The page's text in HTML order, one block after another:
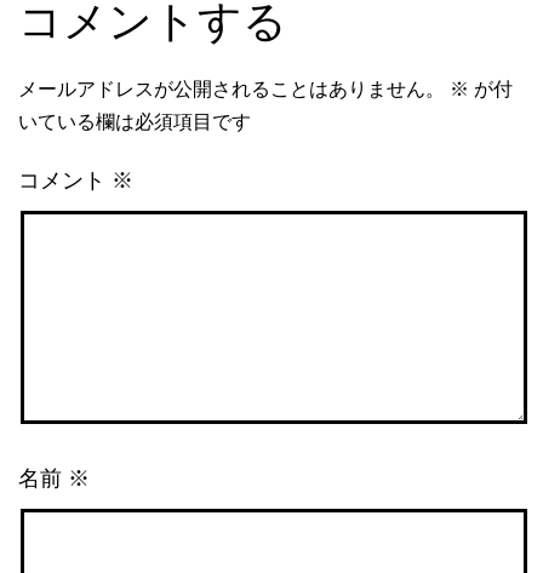
コメントする
メールアドレスが公開されることはありません。 ※ が付
いている欄は必須項目です
コメント ※
名前 ※